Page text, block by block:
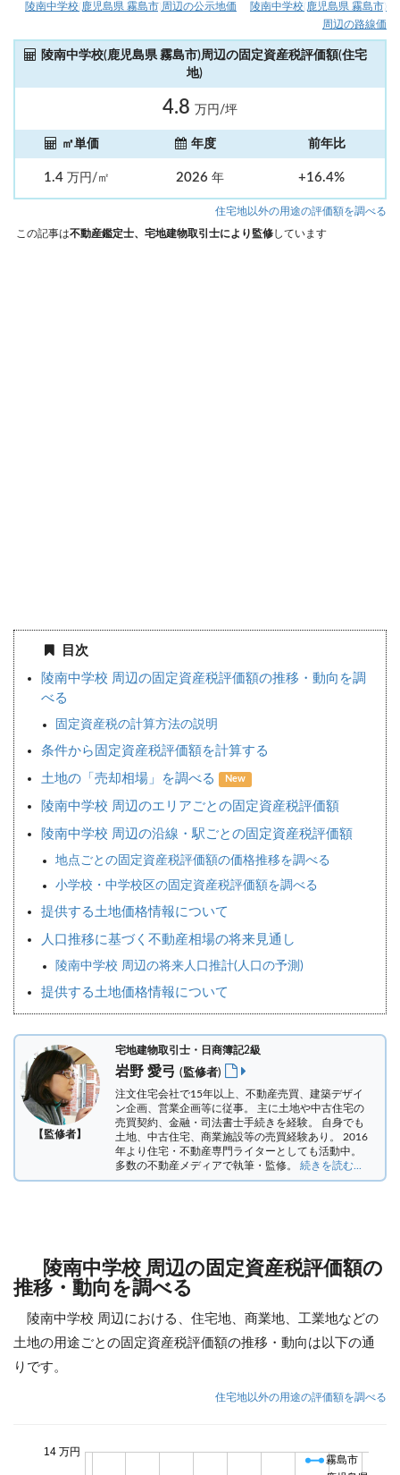
陵南中学校(鹿児島県 霧島市)周辺の公示地価
陵南中学校(鹿児島県 霧島市)
周辺の路線価
陵南中学校(鹿児島県 霧島市)周辺の固定資産税評価額(住宅
地)
4.8 万円/坪
㎡単価 年度 前年比
1.4 万円/㎡ 2026 年 +16.4%
住宅地以外の用途の評価額を調べる
この記事は不動産鑑定士、宅地建物取引士により監修しています
目次
陵南中学校 周辺の固定資産税評価額の推移・動向を調
べる
固定資産税の計算方法の説明
条件から固定資産税評価額を計算する
土地の「売却相場」を調べる New
陵南中学校 周辺のエリアごとの固定資産税評価額
陵南中学校 周辺の沿線・駅ごとの固定資産税評価額
地点ごとの固定資産税評価額の価格推移を調べる
小学校・中学校区の固定資産税評価額を調べる
提供する土地価格情報について
人口推移に基づく不動産相場の将来見通し
陵南中学校 周辺の将来人口推計(人口の予測)
提供する土地価格情報について
【監修者】
宅地建物取引士・日商簿記2級
岩野 愛弓 (監修者)
注文住宅会社で15年以上、不動産売買、建築デザイ
ン企画、営業企画等に従事。 主に土地や中古住宅の
売買契約、金融・司法書士手続きを経験。 自身でも
土地、中古住宅、商業施設等の売買経験あり。 2016
年より住宅・不動産専門ライターとしても活動中。
多数の不動産メディアで執筆・監修。 続きを読む...
陵南中学校 周辺の固定資産税評価額の
推移・動向を調べる
陵南中学校 周辺における、住宅地、商業地、工業地などの
土地の用途ごとの固定資産税評価額の推移・動向は以下の通
りです。
住宅地以外の用途の評価額を調べる
14 万円
霧島市